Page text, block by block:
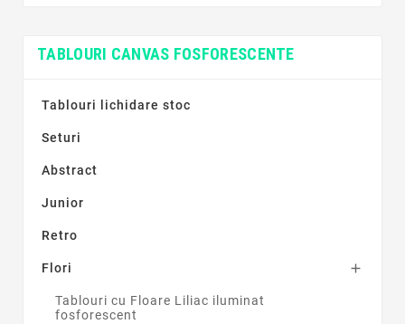
TABLOURI CANVAS FOSFORESCENTE
Tablouri lichidare stoc
Seturi
Abstract
Junior
Retro
Flori 
Tablouri cu Floare Liliac iluminat
fosforescent